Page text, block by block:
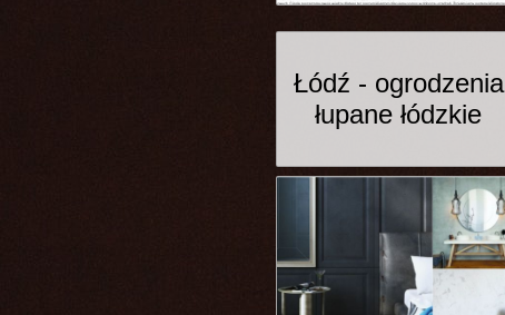
Łódź - ogrodzenia
łupane łódzkie